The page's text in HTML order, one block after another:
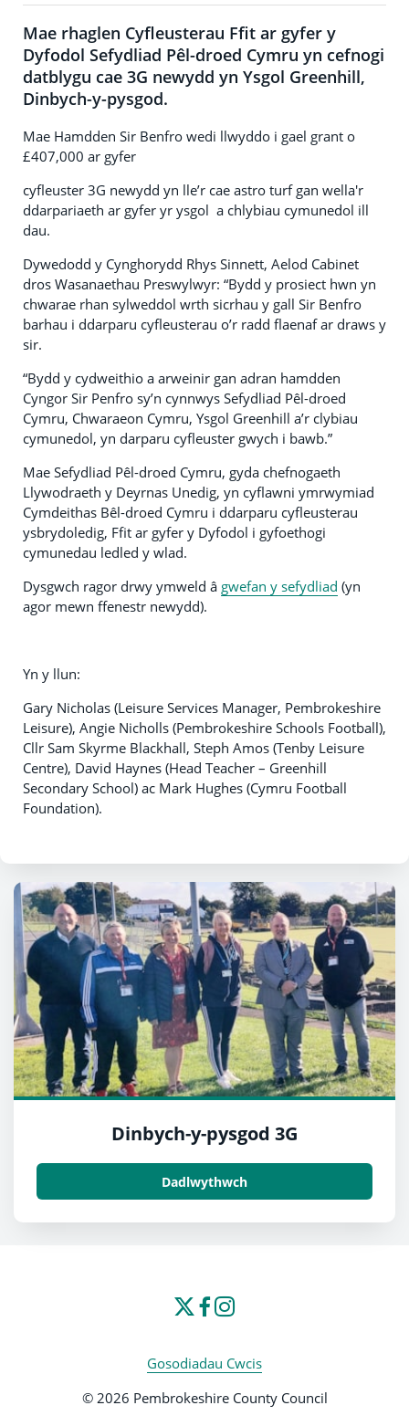
Mae rhaglen Cyfleusterau Ffit ar gyfer y
Dyfodol Sefydliad Pêl-droed Cymru yn cefnogi
datblygu cae 3G newydd yn Ysgol Greenhill,
Dinbych-y-pysgod.
Mae Hamdden Sir Benfro wedi llwyddo i gael grant o
£407,000 ar gyfer
cyfleuster 3G newydd yn lle’r cae astro turf gan wella'r
ddarpariaeth ar gyfer yr ysgol a chlybiau cymunedol ill
dau.
Dywedodd y Cynghorydd Rhys Sinnett, Aelod Cabinet
dros Wasanaethau Preswylwyr: “Bydd y prosiect hwn yn
chwarae rhan sylweddol wrth sicrhau y gall Sir Benfro
barhau i ddarparu cyfleusterau o’r radd flaenaf ar draws y
sir.
“Bydd y cydweithio a arweinir gan adran hamdden
Cyngor Sir Penfro sy’n cynnwys Sefydliad Pêl-droed
Cymru, Chwaraeon Cymru, Ysgol Greenhill a’r clybiau
cymunedol, yn darparu cyfleuster gwych i bawb.”
Mae Sefydliad Pêl-droed Cymru, gyda chefnogaeth
Llywodraeth y Deyrnas Unedig, yn cyflawni ymrwymiad
Cymdeithas Bêl-droed Cymru i ddarparu cyfleusterau
ysbrydoledig, Ffit ar gyfer y Dyfodol i gyfoethogi
cymunedau ledled y wlad.
Dysgwch ragor drwy ymweld â gwefan y sefydliad (yn
agor mewn ffenestr newydd).
Yn y llun:
Gary Nicholas (Leisure Services Manager, Pembrokeshire
Leisure), Angie Nicholls (Pembrokeshire Schools Football),
Cllr Sam Skyrme Blackhall, Steph Amos (Tenby Leisure
Centre), David Haynes (Head Teacher – Greenhill
Secondary School) ac Mark Hughes (Cymru Football
Foundation).
Dinbych-y-pysgod 3G
Dadlwythwch
Gosodiadau Cwcis
© 2026 Pembrokeshire County Council